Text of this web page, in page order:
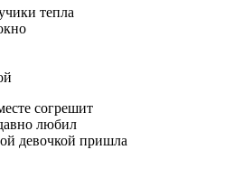
тепла
согрешит
любил
девочкой пришла